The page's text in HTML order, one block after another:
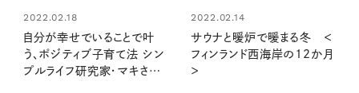
2022.02.18
自分が幸せでいることで叶
う、ポジティブ子育て法 シン
プルライフ研究家・マキさん
2022.02.14
サウナと暖炉で暖まる冬 ＜
フィンランド西海岸の12か月
＞